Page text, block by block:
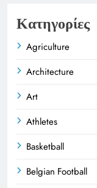
Κατηγορίες
Agriculture
Architecture
Art
Athletes
Basketball
Belgian Football